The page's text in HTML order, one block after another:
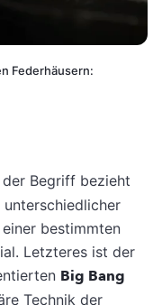
Federhäusern:
der Begriff bezieht
bestimmten
Letzteres ist der
Big Bang
Technik der